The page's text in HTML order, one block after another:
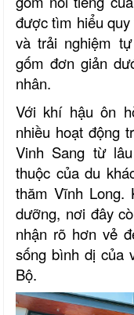
được tìm hiểu
và trải nghiệm
gốm đơn giản
nhân.
Với khí hậu ôn
nhiều hoạt động
Vinh Sang từ
thuộc của du
thăm Vĩnh Long.
dưỡng, nơi đây
nhận rõ hơn vẻ
sống bình dị của
Bộ.